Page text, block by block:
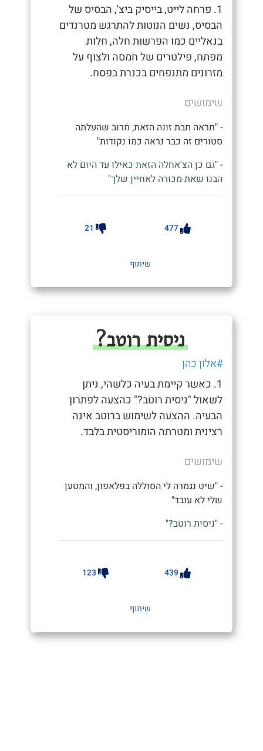
1. פרחה לייט, בייסיק ביצ', הבסיס של
הבסיס, נשים הנוטות להתרגש מטרנדים
בנאליים כמו הפרשות חלה, חלות
מפתח, פילטרים של חמסה ולצוף על
מזרונים מתנפחים בכנרת בפסח.
שימושים
- "תראה תבת זונה הזאת, מרוב שהעלתה
סטורים זה כבר נראה כמו נקודות"
- "גם כן הצ'אחלה הזאת כאילו עד היום לא
הבנו שאת מכורה לאחיין שלך"
477
21
שיתוף
ניסית רוטב?
#אלון כהן
1. כאשר קיימת בעיה כלשהי, ניתן
לשאול "ניסית רוטב?" כהצעה לפתרון
הבעיה. ההצעה לשימוש ברוטב אינה
רצינית ומטרתה הומוריסטית בלבד.
שימושים
- "שיט נגמרה לי הסוללה בפלאפון, והמטען
שלי לא עובד"
- "ניסית רוטב?"
439
123
שיתוף